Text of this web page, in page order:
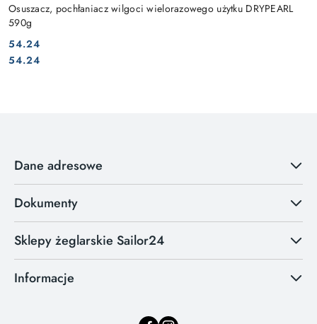
Osuszacz, pochłaniacz wilgoci wielorazowego użytku DRYPEARL
590g
Cena:
54.24
Cena:
54.24
Dane adresowe
Dokumenty
Sklepy żeglarskie Sailor24
Informacje